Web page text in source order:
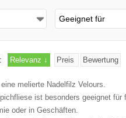
Geeignet für
Relevanz ↓ Preis Bewertung
melierte Nadelfilz Velours.
ist besonders geeignet
oder in Geschäften.